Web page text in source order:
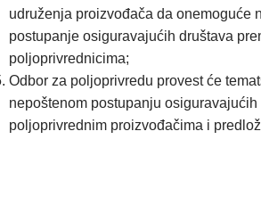
udruženja proizvođača da onemoguće
postupanje osiguravajućih društava
poljoprivrednicima;
Odbor za poljoprivredu provest će
nepoštenom postupanju osiguravajućih
poljoprivrednim proizvođačima i